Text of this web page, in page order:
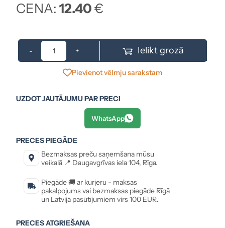
CENA:12.40€
- + Ielikt grozā
Pievienot vēlmju sarakstam
UZDOT JAUTĀJUMU PAR PRECI
WhatsApp
PRECES PIEGĀDE
Bezmaksas preču saņemšana mūsu
veikalā 📍 Daugavgrīvas iela 104, Rīga.
Piegāde 🚚 ar kurjeru - maksas
pakalpojums vai bezmaksas piegāde Rīgā
un Latvijā pasūtījumiem virs 100 EUR.
PRECES ATGRIEŠANA